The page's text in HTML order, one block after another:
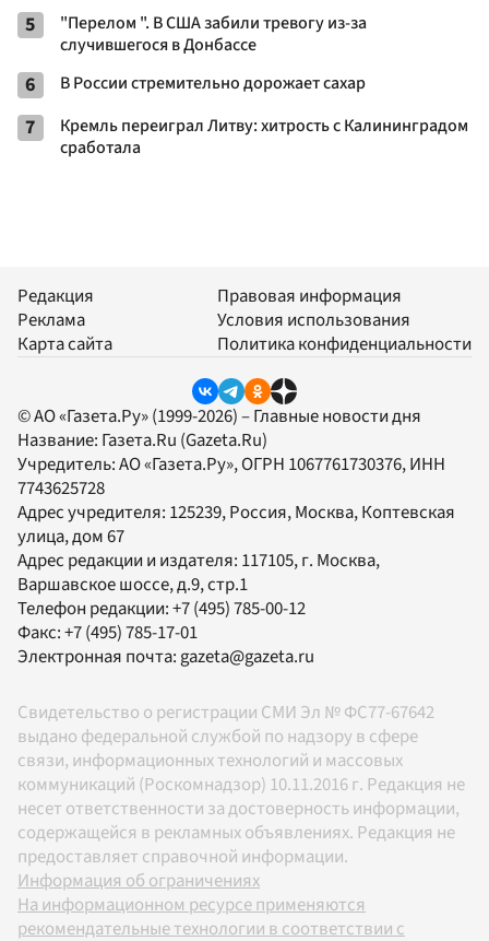
5
"Перелом ". В США забили тревогу из-за
случившегося в Донбассе
6 В России стремительно дорожает сахар
7
Кремль переиграл Литву: хитрость с Калининградом
сработала
Редакция
Реклама
Карта сайта
Правовая информация
Условия использования
Политика конфиденциальности
© АО «Газета.Ру» (1999-2026) – Главные новости дня
Название: Газета.Ru (Gazeta.Ru)
Учредитель:АО «Газета.Ру», ОГРН 1067761730376, ИНН
7743625728
Адрес учредителя: 125239, Россия, Москва, Коптевская
улица, дом 67
Адрес редакции и издателя: 117105, г. Москва,
Варшавское шоссе, д.9, стр.1
Телефон редакции:+7 (495) 785-00-12
Факс:+7 (495) 785-17-01
Электронная почта: gazeta@gazeta.ru
Свидетельство о регистрации СМИ Эл № ФС77-67642
выдано федеральной службой по надзору в сфере
связи, информационных технологий и массовых
коммуникаций (Роскомнадзор) 10.11.2016 г. Редакция не
несет ответственности за достоверность информации,
содержащейся в рекламных объявлениях. Редакция не
предоставляет справочной информации.
Информация об ограничениях
На информационном ресурсе применяются
рекомендательные технологии в соответствии с